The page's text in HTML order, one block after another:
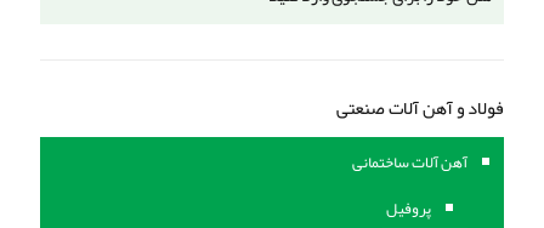
فولاد و آهن آلات صنعتی
آهن آلات ساختمانی
پروفیل